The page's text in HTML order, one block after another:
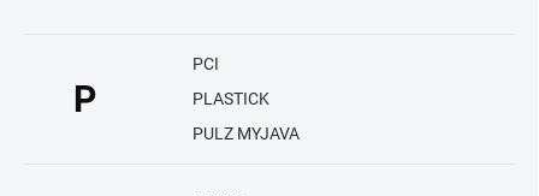
P
PCI
PLASTICK
PULZ MYJAVA